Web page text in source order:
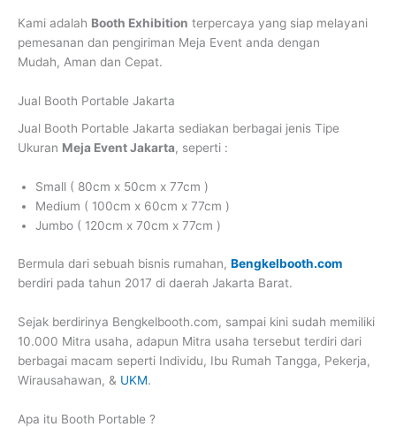
Kami adalah Booth Exhibition terpercaya yang siap melayani
pemesanan dan pengiriman Meja Event anda dengan
Mudah, Aman dan Cepat.
Jual Booth Portable Jakarta
Jual Booth Portable Jakarta sediakan berbagai jenis Tipe
Ukuran Meja Event Jakarta, seperti :
Small ( 80cm x 50cm x 77cm )
Medium ( 100cm x 60cm x 77cm )
Jumbo ( 120cm x 70cm x 77cm )
Bermula dari sebuah bisnis rumahan, Bengkelbooth.com
berdiri pada tahun 2017 di daerah Jakarta Barat.
Sejak berdirinya Bengkelbooth.com, sampai kini sudah memiliki
10.000 Mitra usaha, adapun Mitra usaha tersebut terdiri dari
berbagai macam seperti Individu, Ibu Rumah Tangga, Pekerja,
Wirausahawan, & UKM.
Apa itu Booth Portable ?